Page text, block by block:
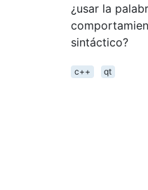
¿usar la
sintáctico?
c++
qt